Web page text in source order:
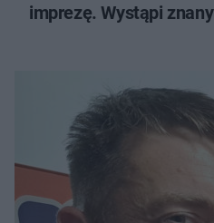
imprezę. Wystąpi